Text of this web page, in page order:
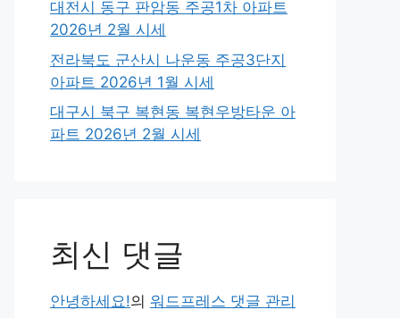
대전시 동구 판암동 주공1차 아파트
2026년 2월 시세
전라북도 군산시 나운동 주공3단지
아파트 2026년 1월 시세
대구시 북구 복현동 복현우방타운 아
파트 2026년 2월 시세
최신 댓글
안녕하세요!의 워드프레스 댓글 관리